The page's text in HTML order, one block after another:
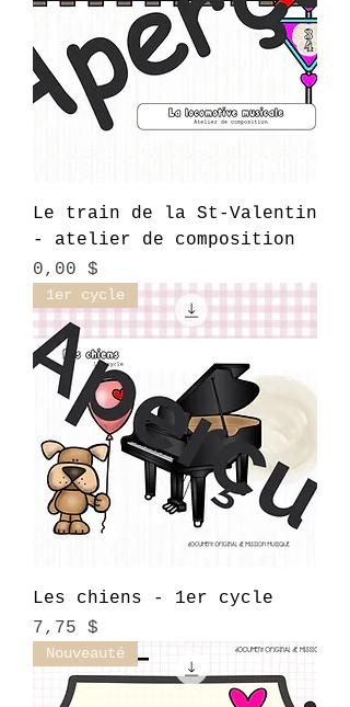
Le train de la St-Valentin
- atelier de composition
Prix
0,00 $
1er cycle
Les chiens - 1er cycle
Prix
7,75 $
Nouveauté